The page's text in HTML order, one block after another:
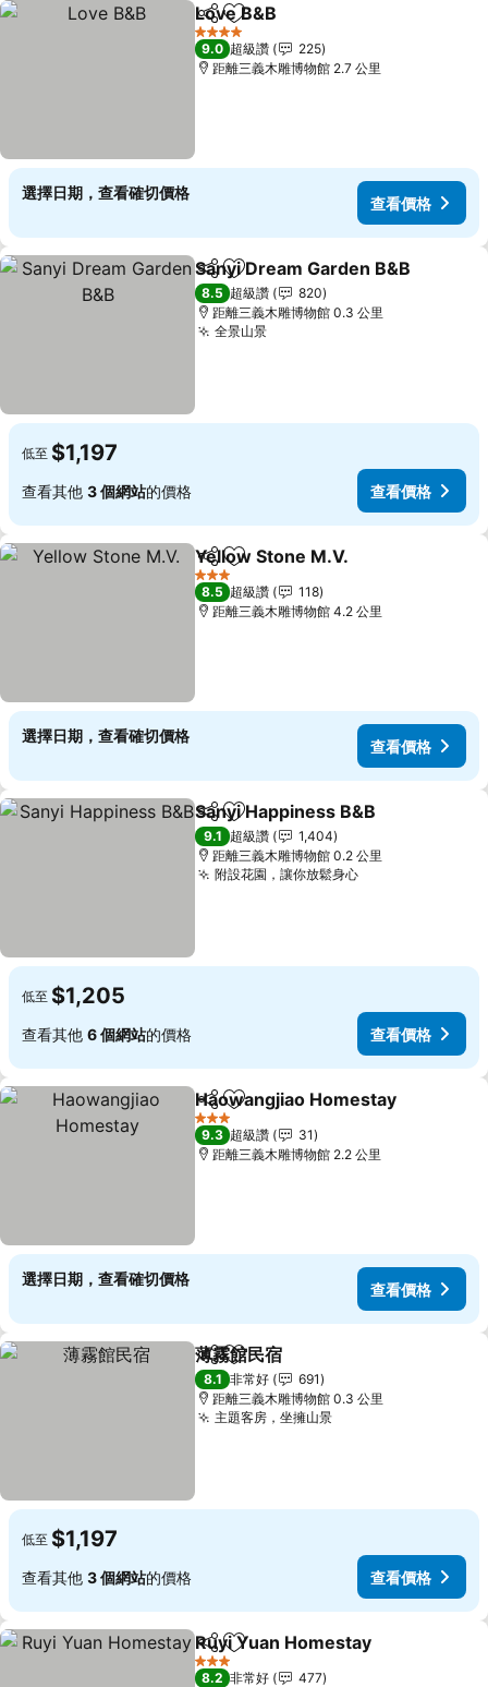
分享 加入我的最愛
Love B&B
4 星級
9.0 超級讚
225
距離三義木雕博物館 2.7 公里
選擇日期，查看確切價格
查看價格
分享 加入我的最愛
Sanyi Dream Garden B&B
8.5 超級讚
820
距離三義木雕博物館 0.3 公里
全景山景查看價格
低至 $1,197
查看其他 3 個網站的價格 查看價格
分享 加入我的最愛
Yellow Stone M.V.
3 星級
8.5 超級讚
118
距離三義木雕博物館 4.2 公里
選擇日期，查看確切價格
查看價格
分享 加入我的最愛
Sanyi Happiness B&B
9.1 超級讚
1,404
距離三義木雕博物館 0.2 公里
附設花園，讓你放鬆身心查看價格
低至 $1,205
查看其他 6 個網站的價格 查看價格
分享 加入我的最愛
Haowangjiao Homestay
3 星級
9.3 超級讚
31
距離三義木雕博物館 2.2 公里
選擇日期，查看確切價格
查看價格
分享 加入我的最愛
薄霧館民宿
8.1 非常好
691
距離三義木雕博物館 0.3 公里
主題客房，坐擁山景查看價格
低至 $1,197
查看其他 3 個網站的價格 查看價格
分享 加入我的最愛
Ruyi Yuan Homestay
3 星級
8.2 非常好
477